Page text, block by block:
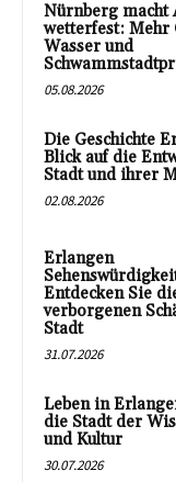
Nürnberg macht
wetterfest: Mehr
Wasser und
05.08.2026
Die Geschichte
Blick auf die
Stadt und ihrer
02.08.2026
Erlangen
Entdecken Sie
verborgenen
Stadt
31.07.2026
Leben in
die Stadt der
und Kultur
30.07.2026